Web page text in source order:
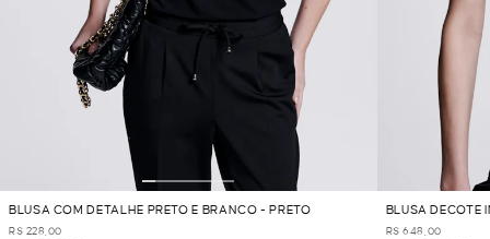
BLUSA COM DETALHE PRETO E BRANCO - PRETO
R$ 228,00
BLUSA DECOTE
R$ 648,00